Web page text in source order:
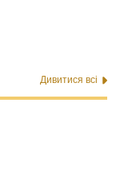
Дивитися всі